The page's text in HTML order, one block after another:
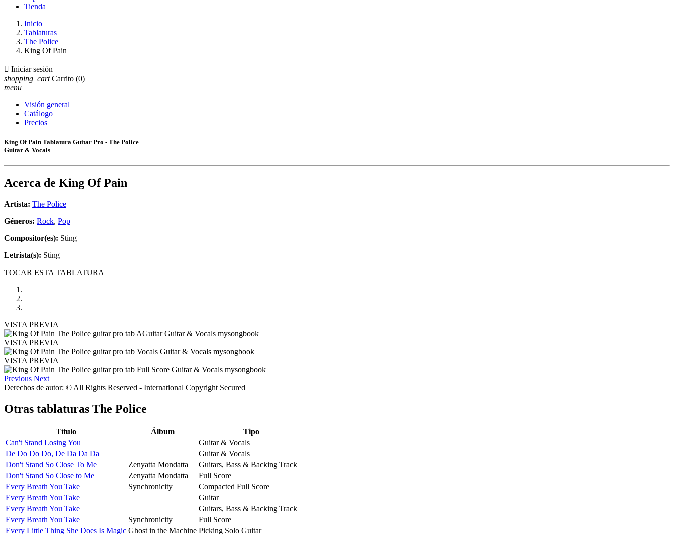
Tienda
Inicio
Tablaturas
The Police
King Of Pain
 Iniciar sesión
shopping_cart Carrito (0)
menu
Visión general
Catálogo
Precios
King Of Pain Tablatura Guitar Pro - The Police
Guitar & Vocals
Acerca de King Of Pain
Artista: The Police
Géneros: Rock, Pop
Compositor(es): Sting
Letrista(s): Sting
TOCAR ESTA TABLATURA
VISTA PREVIA
VISTA PREVIA
VISTA PREVIA
Previous Next
Derechos de autor: © All Rights Reserved - International Copyright Secured
Otras tablaturas The Police
Título Álbum
Tipo
Can't Stand Losing You
Guitar & Vocals
De Do Do Do, De Da Da Da
Guitar & Vocals
Don't Stand So Close To Me
Zenyatta Mondatta
Guitars, Bass & Backing Track
Don't Stand So Close to Me
Zenyatta Mondatta
Full Score
Every Breath You Take
Synchronicity
Compacted Full Score
Every Breath You Take
Guitar
Every Breath You Take
Guitars, Bass & Backing Track
Every Breath You Take
Synchronicity
Full Score
Every Little Thing She Does Is Magic Ghost in the Machine Picking Solo Guitar